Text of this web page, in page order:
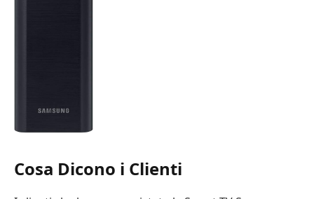
Cosa Dicono i Clienti